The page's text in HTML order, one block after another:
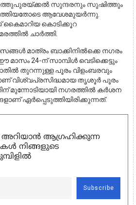
സുന്ദരനും സുഷിത്തും
ആവേശമുയർന്നു.
കൈമാറിയ കൊടിക്കൂറ
ചാർത്തി.
മാത്രം ബാക്കിനിൽക്കെ നഗരം
24-ന് സാമ്പിൾ വെടിക്കെട്ടും
തുറന്നുള്ള പൂരം വിളംബരവും
വിശ്വപ്രസിദ്ധമായ തൃശൂർ പൂരം
മുന്നോടിയായി നഗരത്തിൽ കർശന
ഏർപ്പെടുത്തിയിരിക്കുന്നത്.
അറിയാൻ ആഗ്രഹിക്കുന്ന
നിങ്ങളുടെ
Subscribe